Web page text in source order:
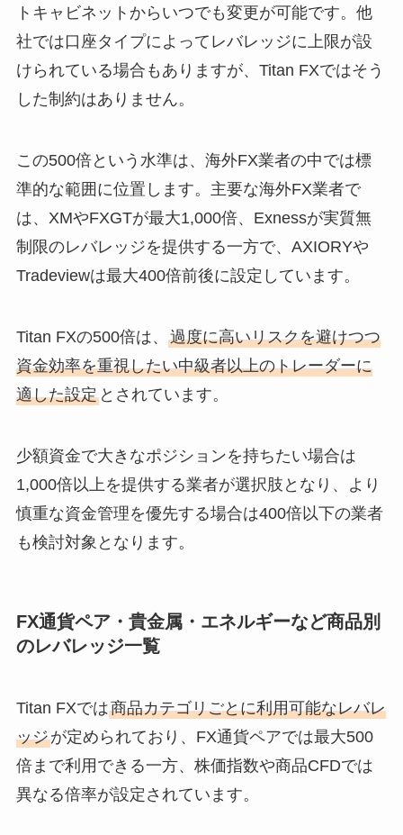
トキャビネットからいつでも変更が可能です。他
社では口座タイプによってレバレッジに上限が設
けられている場合もありますが、Titan FXではそう
した制約はありません。
この500倍という水準は、海外FX業者の中では標
準的な範囲に位置します。主要な海外FX業者で
は、XMやFXGTが最大1,000倍、Exnessが実質無
制限のレバレッジを提供する一方で、AXIORYや
Tradeviewは最大400倍前後に設定しています。
Titan FXの500倍は、 過度に高いリスクを避けつつ
資金効率を重視したい中級者以上のトレーダーに
適した設定とされています。
少額資金で大きなポジションを持ちたい場合は
1,000倍以上を提供する業者が選択肢となり、より
慎重な資金管理を優先する場合は400倍以下の業者
も検討対象となります。
FX通貨ペア・貴金属・エネルギーなど商品別
のレバレッジ一覧
Titan FXでは商品カテゴリごとに利用可能なレバレ
ッジが定められており、FX通貨ペアでは最大500
倍まで利用できる一方、株価指数や商品CFDでは
異なる倍率が設定されています。